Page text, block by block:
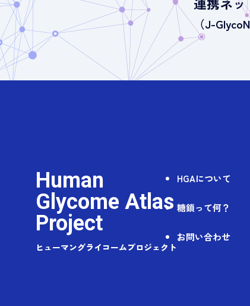
（J-
Human
Glycome Atlas
Project
ヒューマングライコームプロジェクト
HGAについて
糖鎖って何？
お問い合わせ